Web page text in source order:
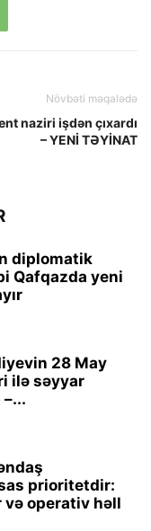
Növbəti məqalədə
naziri işdən çıxardı
– YENİ TƏYİNAT
diplomatik
Qafqazda yeni
28 May
ilə səyyar
prioritetdir:
və operativ həll